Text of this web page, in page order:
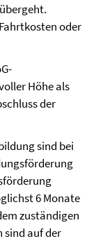
oder
Höhe als
der
sind bei
6 Monate
zuständigen
sind auf der